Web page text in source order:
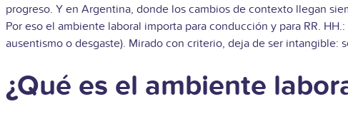
progreso. Y en Argentina, donde los cambios de contexto llegan
Por eso el ambiente laboral importa para conducción y para RR.
ausentismo o desgaste). Mirado con criterio, deja de ser
¿Qué es el ambiente